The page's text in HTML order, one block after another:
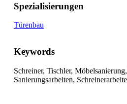
Spezialisierungen
Türenbau
Keywords
Schreiner, Tischler,
Sanierungsarbeiten,